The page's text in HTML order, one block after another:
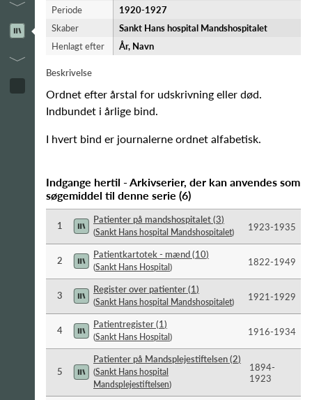
Periode
1920-​1927
Skaber
Sankt Hans hospital Mandshospitalet
Henlagt efter
År, Navn
Beskrivelse
Ordnet efter årstal for udskrivning eller død.
Indbundet i årlige bind.
I hvert bind er journalerne ordnet alfabetisk.
Indgange hertil - Arkivserier, der kan anvendes som
søgemiddel til denne serie (6)
1
Patienter på mandshospitalet(3)
(Sankt Hans hospital Mandshospitalet) 1923-​1935
2
Patientkartotek - mænd(10)
(Sankt Hans Hospital ) 1822-​1949
3
Register over patienter(1)
(Sankt Hans hospital Mandshospitalet) 1921-​1929
4
Patientregister(1)
(Sankt Hans Hospital ) 1916-​1934
5
Patienter på Mandsplejestiftelsen(2)
(Sankt Hans hospital
Mandsplejestiftelsen)
1894-​
1923